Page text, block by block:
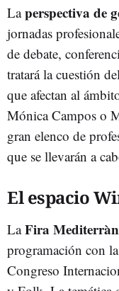
Laperspectiva de
jornadas
de debate,
tratará la cuestión
que afectan al
Mónica Campos o
gran elenco de
que se llevarán a
El espacio
LaFira
programación con
Congreso